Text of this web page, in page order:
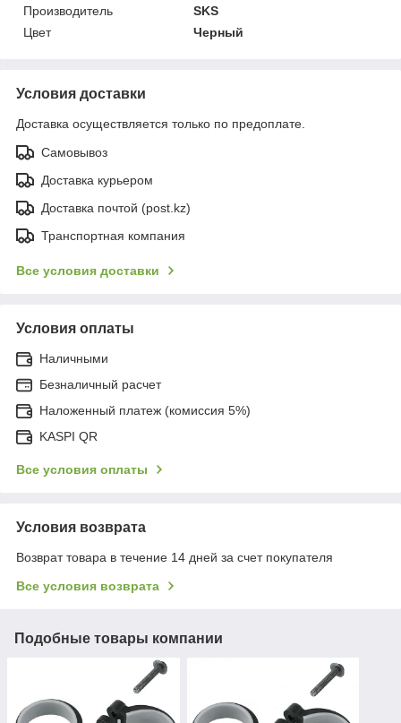
Производитель
SKS
Цвет
Черный
Условия доставки
Доставка осуществляется только по предоплате.
Самовывоз
Доставка курьером
Доставка почтой (post.kz)
Транспортная компания
Все условия доставки
Условия оплаты
Наличными
Безналичный расчет
Наложенный платеж (комиссия 5%)
KASPI QR
Все условия оплаты
Условия возврата
Возврат товара в течение 14 дней за счет покупателя
Все условия возврата
Подобные товары компании